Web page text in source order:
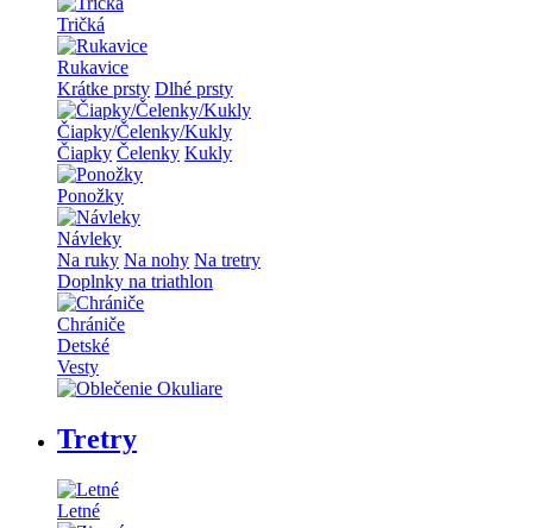
Tričká
Rukavice
Krátke prsty Dlhé prsty
Čiapky/Čelenky/Kukly
Čiapky Čelenky Kukly
Ponožky
Návleky
Na ruky Na nohy Na tretry
Doplnky na triathlon
Chrániče
Detské
Vesty
Tretry
Letné